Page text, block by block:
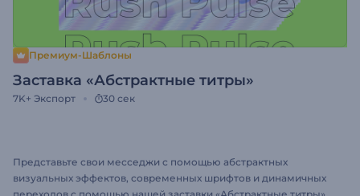
Премиум-Шаблоны
Заставка «Абстрактные титры»
7K+ Экспорт 30 сек
Представьте свои месседжи с помощью абстрактных
визуальных эффектов, современных шрифтов и динамичных